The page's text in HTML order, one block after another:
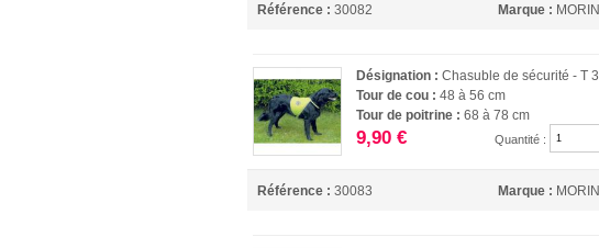
Référence : 30082 Marque : MORIN
Désignation :Chasuble de sécurité - T 3
Tour de cou :48 à 56 cm
Tour de poitrine :68 à 78 cm
9,90 € Quantité :
Référence : 30083 Marque : MORIN